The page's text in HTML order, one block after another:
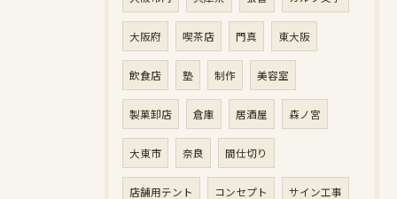
大阪府 喫茶店 門真 東大阪
飲食店 塾 制作 美容室
製菓卸店 倉庫 居酒屋 森ノ宮
大東市 奈良 間仕切り
店舗用テント コンセプト サイン工事